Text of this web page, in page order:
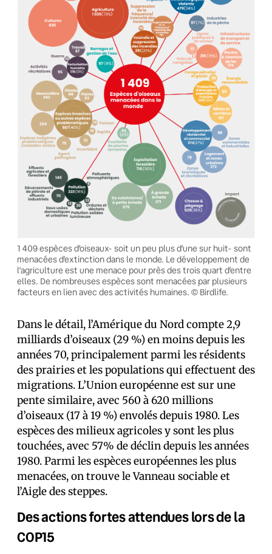
1 409 espèces d’oiseaux- soit un peu plus d’une sur huit- sont
menacées d’extinction dans le monde. Le développement de
l’agriculture est une menace pour près des trois quart d’entre
elles. De nombreuses espèces sont menacées par plusieurs
facteurs en lien avec des activités humaines. © Birdlife.
Dans le détail, l’Amérique du Nord compte 2,9
milliards d’oiseaux (29 %) en moins depuis les
années 70, principalement parmi les résidents
des prairies et les populations qui effectuent des
migrations. L’Union européenne est sur une
pente similaire, avec 560 à 620 millions
d’oiseaux (17 à 19 %) envolés depuis 1980. Les
espèces des milieux agricoles y sont les plus
touchées, avec 57% de déclin depuis les années
1980. Parmi les espèces européennes les plus
menacées, on trouve le Vanneau sociable et
l’Aigle des steppes.
Des actions fortes attendues lors de la
COP15